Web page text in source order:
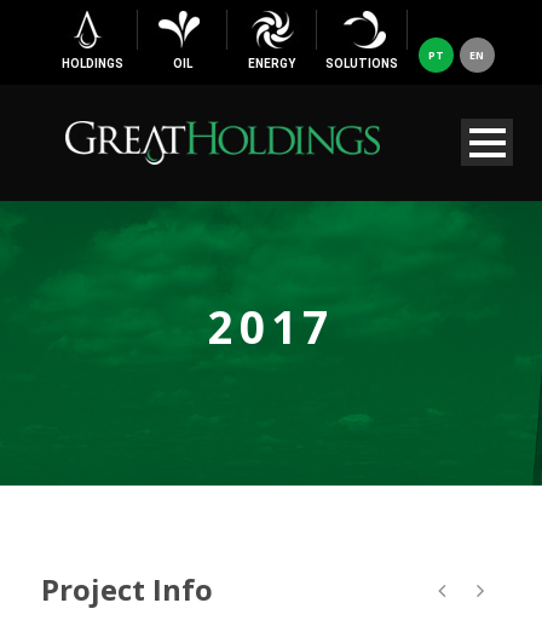
HOLDINGS OIL ENERGY SOLUTIONS
PT EN
2017
Project Info